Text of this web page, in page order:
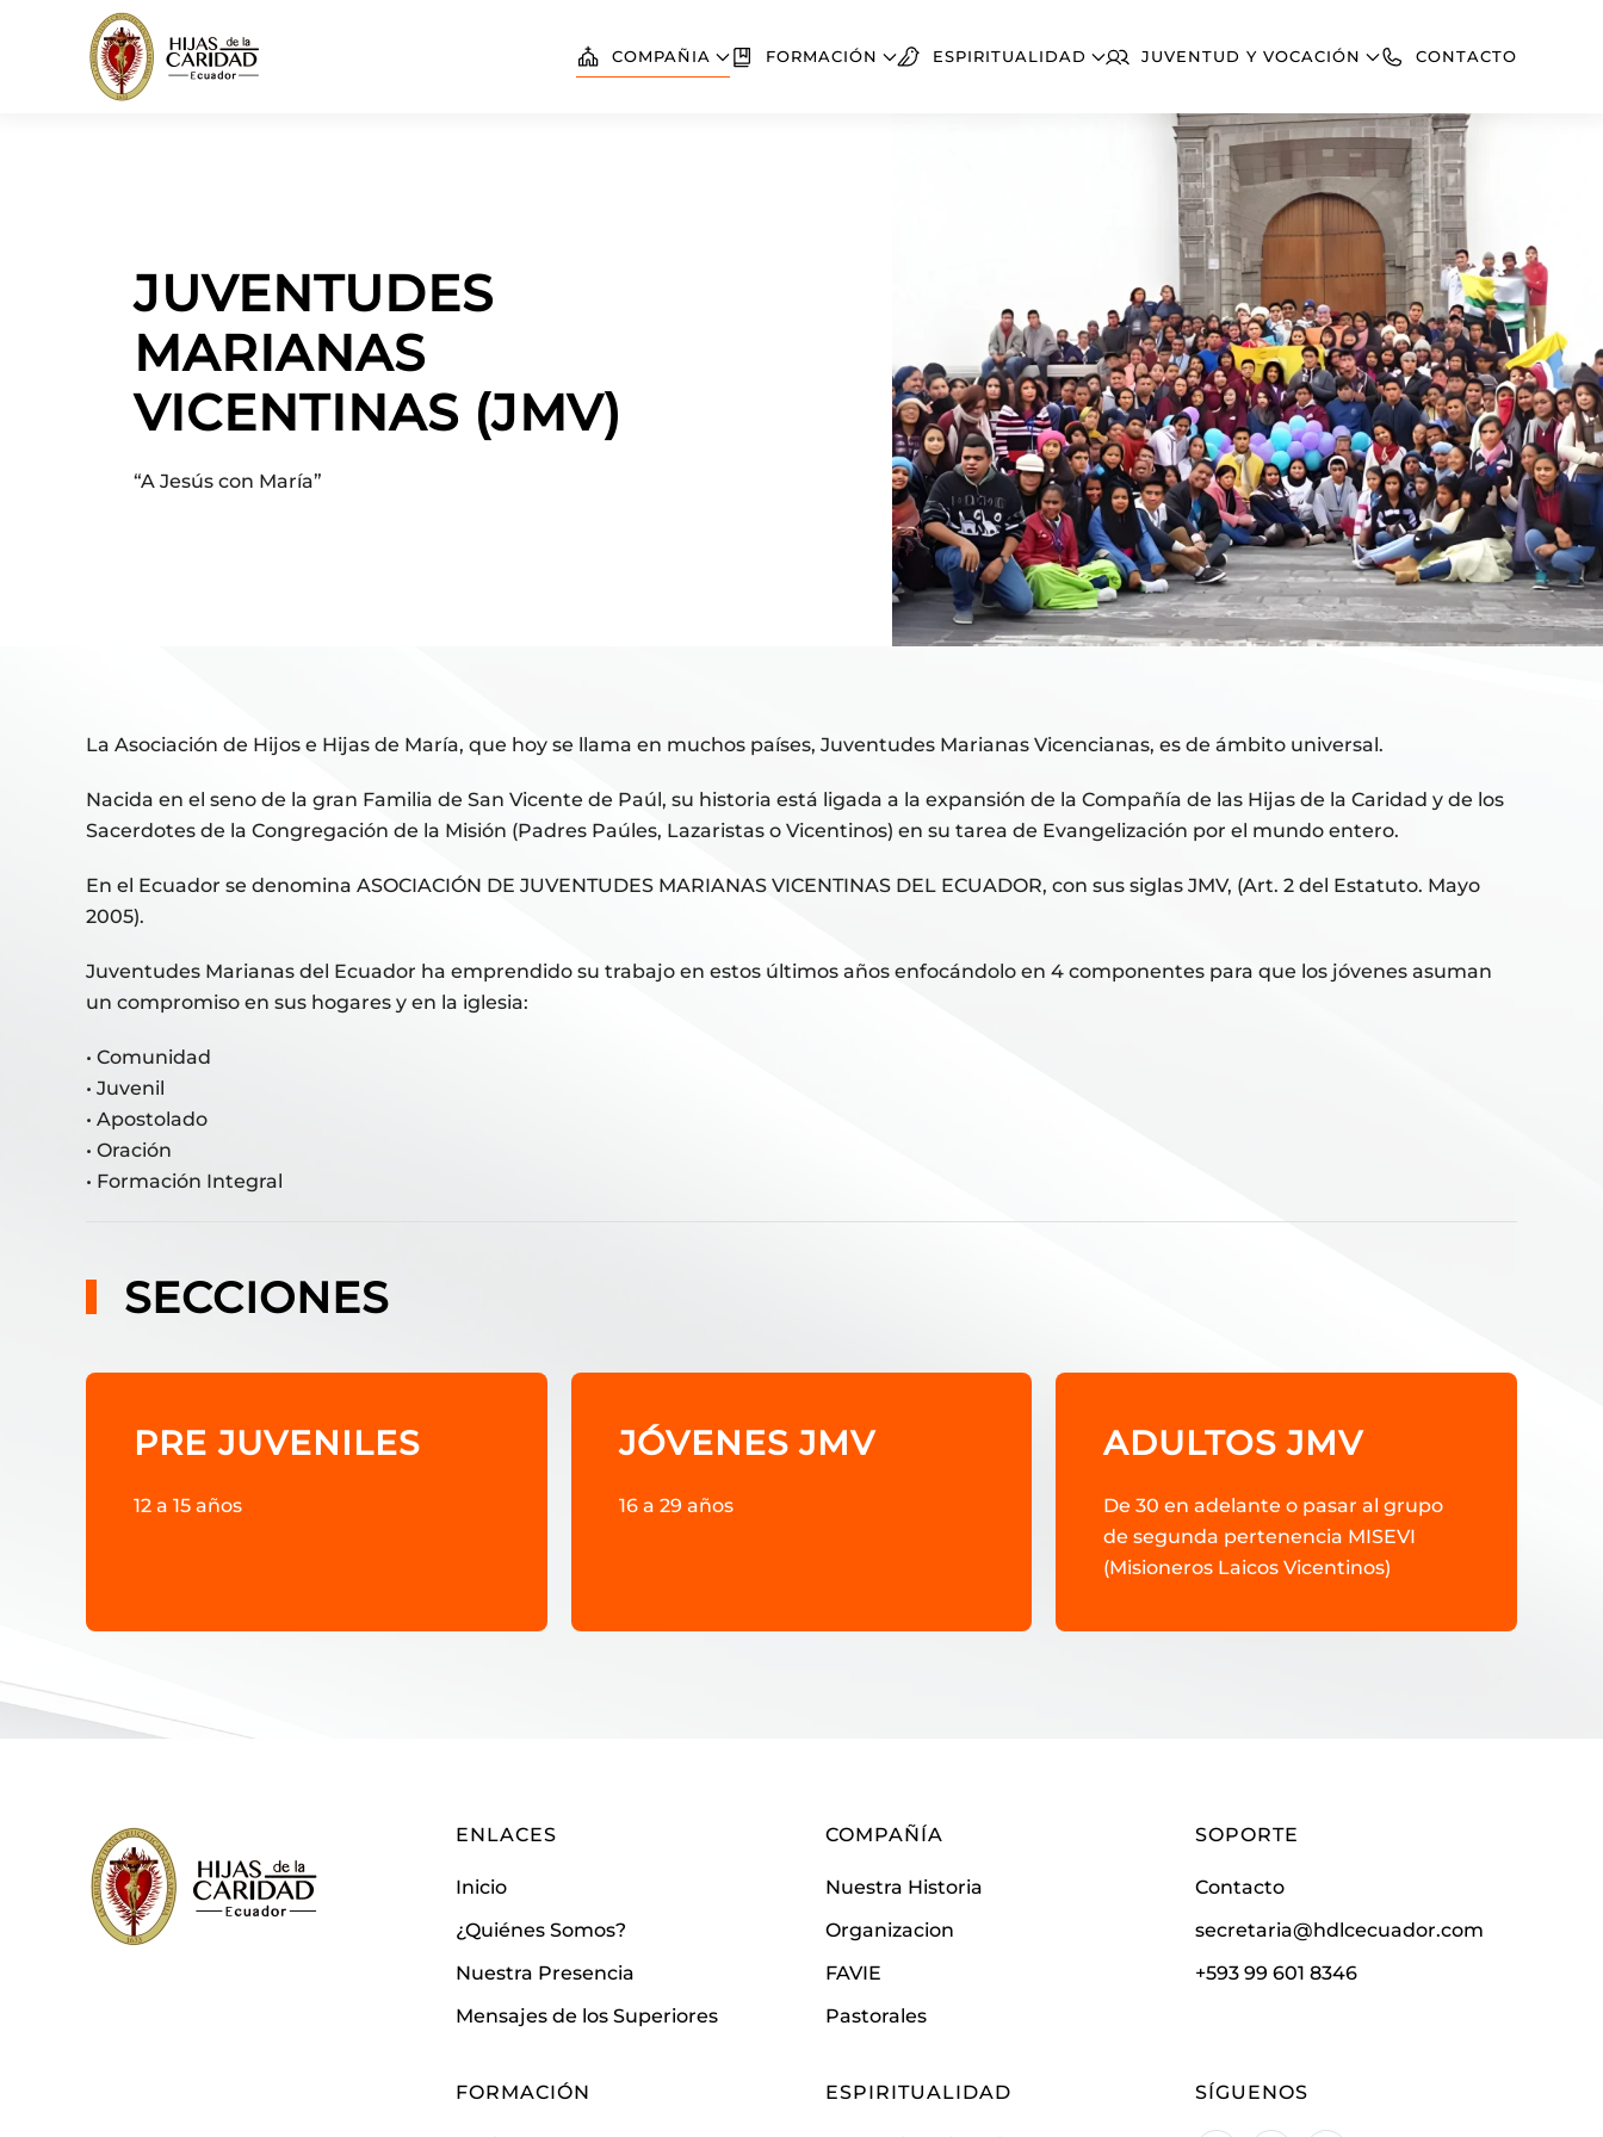
Skip to main content COMPAÑIA FORMACIÓN ESPIRITUALIDAD JUVENTUD Y VOCACIÓN CONTACTO
JUVENTUDES
MARIANAS
VICENTINAS (JMV)
“A Jesús con María”
La Asociación de Hijos e Hijas de María, que hoy se llama en muchos países, Juventudes Marianas Vicencianas, es de ámbito universal.
Nacida en el seno de la gran Familia de San Vicente de Paúl, su historia está ligada a la expansión de la Compañía de las Hijas de la Caridad y de los
Sacerdotes de la Congregación de la Misión (Padres Paúles, Lazaristas o Vicentinos) en su tarea de Evangelización por el mundo entero.
En el Ecuador se denomina ASOCIACIÓN DE JUVENTUDES MARIANAS VICENTINAS DEL ECUADOR, con sus siglas JMV, (Art. 2 del Estatuto. Mayo
2005).
Juventudes Marianas del Ecuador ha emprendido su trabajo en estos últimos años enfocándolo en 4 componentes para que los jóvenes asuman
un compromiso en sus hogares y en la iglesia:
• Comunidad
• Juvenil
• Apostolado
• Oración
• Formación Integral
SECCIONES
PRE JUVENILES
12 a 15 años
JÓVENES JMV
16 a 29 años
ADULTOS JMV
De 30 en adelante o pasar al grupo
de segunda pertenencia MISEVI
(Misioneros Laicos Vicentinos)
ENLACES
Inicio
¿Quiénes Somos?
Nuestra Presencia
Mensajes de los Superiores
SOPORTE
Contacto
secretaria@hdlcecuador.com
+593 99 601 8346
COMPAÑÍA
Nuestra Historia
Organizacion
FAVIE
Pastorales
FORMACIÓN ESPIRITUALIDAD SÍGUENOS